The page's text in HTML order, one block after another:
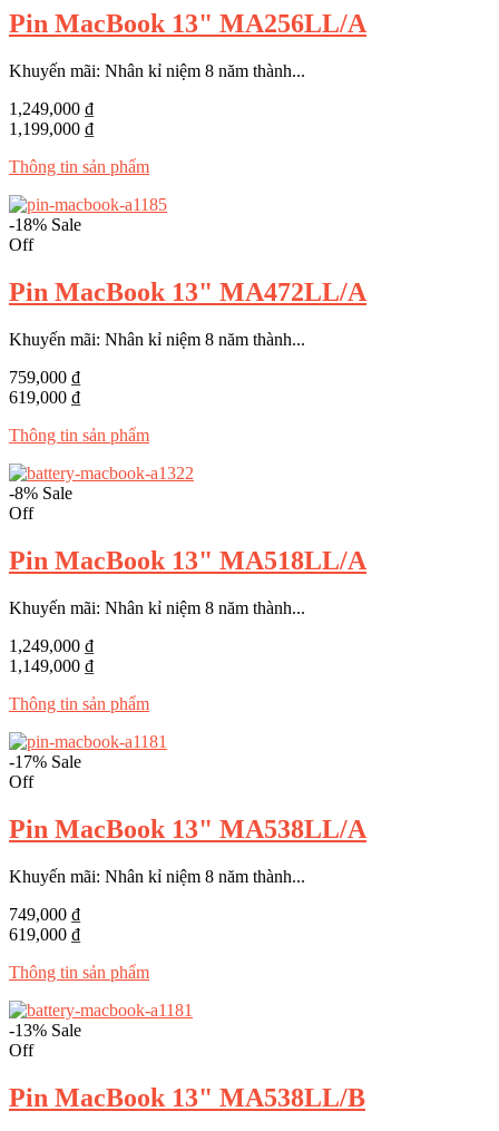
Pin MacBook 13" MA256LL/A
Khuyến mãi: Nhân kỉ niệm 8 năm thành...
1,249,000 ₫
1,199,000 ₫
Thông tin sản phẩm
-18% Sale
Off
Pin MacBook 13" MA472LL/A
Khuyến mãi: Nhân kỉ niệm 8 năm thành...
759,000 ₫
619,000 ₫
Thông tin sản phẩm
-8% Sale
Off
Pin MacBook 13" MA518LL/A
Khuyến mãi: Nhân kỉ niệm 8 năm thành...
1,249,000 ₫
1,149,000 ₫
Thông tin sản phẩm
-17% Sale
Off
Pin MacBook 13" MA538LL/A
Khuyến mãi: Nhân kỉ niệm 8 năm thành...
749,000 ₫
619,000 ₫
Thông tin sản phẩm
-13% Sale
Off
Pin MacBook 13" MA538LL/B